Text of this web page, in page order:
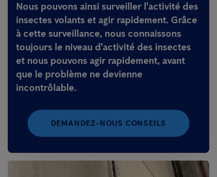
Nous pouvons ainsi surveiller l'activité des
insectes volants et agir rapidement. Grâce
à cette surveillance, nous connaissons
toujours le niveau d'activité des insectes
et nous pouvons agir rapidement, avant
que le problème ne devienne
incontrôlable.
DEMANDEZ-NOUS CONSEILS